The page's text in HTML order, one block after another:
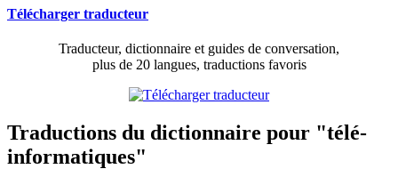
Télécharger traducteur
Traducteur, dictionnaire et guides de conversation,
plus de 20 langues, traductions favoris
Traductions du dictionnaire pour "télé-
informatiques"